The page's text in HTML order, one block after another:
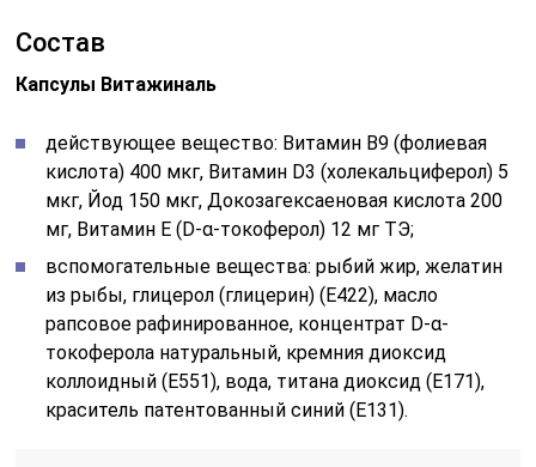
Состав
Капсулы Витажиналь
действующее вещество: Витамин B9 (фолиевая
кислота) 400 мкг, Витамин D3 (холекальциферол) 5
мкг, Йод 150 мкг, Докозагексаеновая кислота 200
мг, Витамин E (D-α-токоферол) 12 мг ТЭ;
вспомогательные вещества: рыбий жир, желатин
из рыбы, глицерол (глицерин) (E422), масло
рапсовое рафинированное, концентрат D-α-
токоферола натуральный, кремния диоксид
коллоидный (E551), вода, титана диоксид (E171),
краситель патентованный синий (E131).